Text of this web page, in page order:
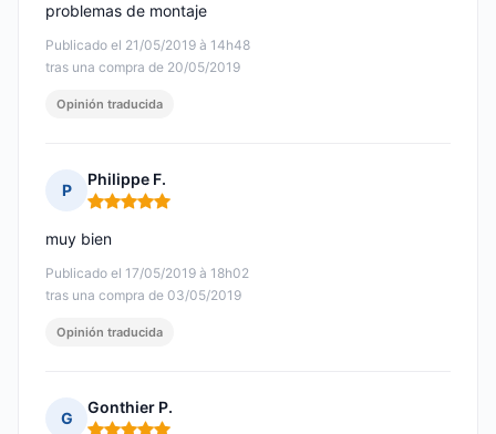
Publicado el 21/05/2019 à 14h48
tras una compra de 20/05/2019
problemas de montaje
Opinión traducida
P
Philippe F.
Nota: 5 de 5
Publicado el 17/05/2019 à 18h02
tras una compra de 03/05/2019
muy bien
Opinión traducida
G
Gonthier P.